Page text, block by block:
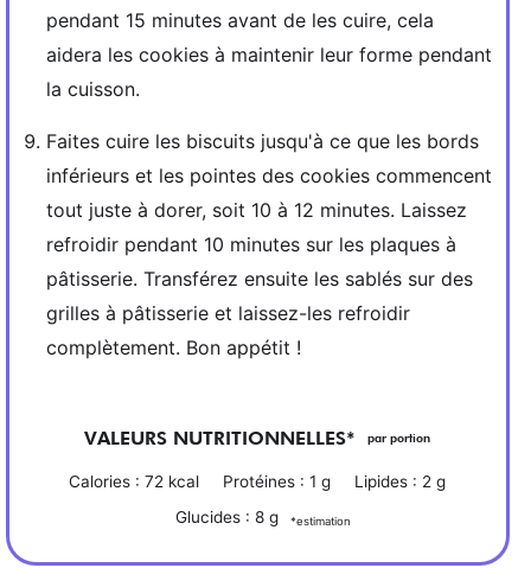
pendant 15 minutes avant de les cuire, cela
aidera les cookies à maintenir leur forme pendant
la cuisson.
Faites cuire les biscuits jusqu'à ce que les bords
inférieurs et les pointes des cookies commencent
tout juste à dorer, soit 10 à 12 minutes. Laissez
refroidir pendant 10 minutes sur les plaques à
pâtisserie. Transférez ensuite les sablés sur des
grilles à pâtisserie et laissez-les refroidir
complètement. Bon appétit !
VALEURS NUTRITIONNELLES* par portion
Calories :72 kcal Protéines :1 g Lipides : 2 g
Glucides :8 g *estimation